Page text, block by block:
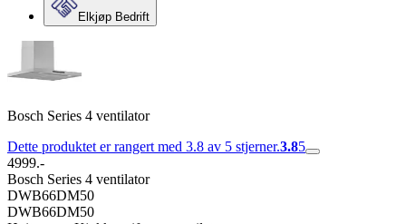
Elkjøp Bedrift
Bosch Series 4 ventilator
Dette produktet er rangert med 3.8 av 5 stjerner.3.85
4999.-
Bosch Series 4 ventilator
DWB66DM50
DWB66DM50